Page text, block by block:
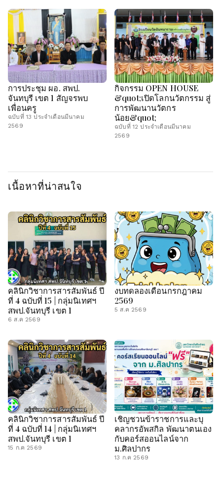
การประชุม ผอ. สพป.
จันทบุรี เขต 1 สัญจรพบ
เพื่อนครู
ฉบับที่ 13 ประจำเดือนมีนาคม
2569
กิจกรรม OPEN HOUSE
&quot;เปิดโลกนวัตกรรม สู่
การพัฒนานวัตกร
น้อย&quot;
ฉบับที่ 12 ประจำเดือนมีนาคม
2569
เนื้อหาที่น่าสนใจ
คลินิกวิชาการสารสัมพันธ์ ปี
ที่ 4 ฉบับที่ 15 | กลุ่มนิเทศฯ
สพป.จันทบุรี เขต 1
6 ส.ค 2569
งบทดลองเดือนกรกฎาคม
2569
5 ส.ค 2569
คลินิกวิชาการสารสัมพันธ์ ปี
ที่ 4 ฉบับที่ 14 | กลุ่มนิเทศฯ
สพป.จันทบุรี เขต 1
15 ก.ค 2569
เชิญชวนข้าราชการและบุ
คลากรอัพสกิล พัฒนาตนเอง
กับคอร์สออนไลน์จาก
ม.ศิลปากร
13 ก.ค 2569